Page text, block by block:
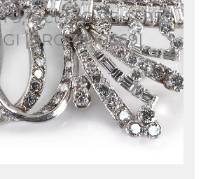
ct F-G VS-SI 950
[BRORS 10669]